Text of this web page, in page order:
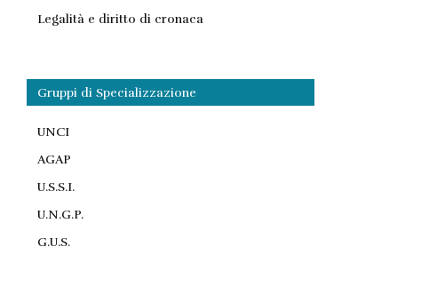
Legalità e diritto di cronaca
Gruppi di Specializzazione
UNCI
AGAP
U.S.S.I.
U.N.G.P.
G.U.S.